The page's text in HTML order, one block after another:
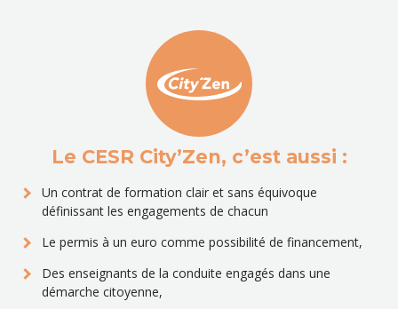
Le CESR City’Zen, c’est aussi :
Un contrat de formation clair et sans équivoque
définissant les engagements de chacun
Le permis à un euro comme possibilité de financement,
Des enseignants de la conduite engagés dans une
démarche citoyenne,